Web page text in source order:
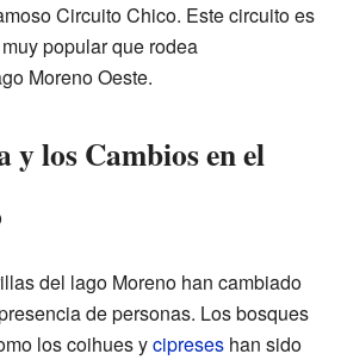
Circuito Chico. Este circuito es
popular que rodea
Moreno Oeste.
y los Cambios en el
del lago Moreno han cambiado
de personas. Los bosques
los coihues ycipreses han sido